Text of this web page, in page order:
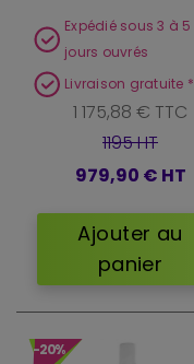
Expédié sous 3 à 5
jours ouvrés
Livraison gratuite *
1 175,88 € TTC
1195 HT
979,90 € HT
Ajouter au
panier
-20%